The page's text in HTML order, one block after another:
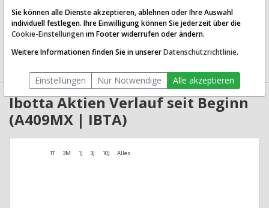
Website:
Sektor:
Technology / Software - Application
0.89 Mrd. USD
Anzahl
20,148,602
Ibotta Aktien Verlauf seit Beginn
(A409MX | IBTA)
1T 3M 1J 3J 10J Alles
Sie können alle Dienste akzeptieren, ablehnen oder Ihre Auswahl
individuell festlegen. Ihre Einwilligung können Sie jederzeit über die
Cookie-Einstellungen im Footer widerrufen oder ändern.
Weitere Informationen finden Sie in unsererDatenschutzrichtlinie.
Einstellungen Nur Notwendige Alle akzeptieren